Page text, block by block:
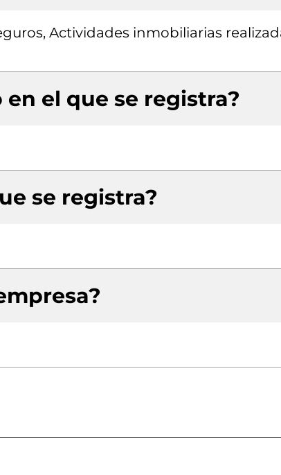
Actividades inmobiliarias
el que se registra?
se registra?